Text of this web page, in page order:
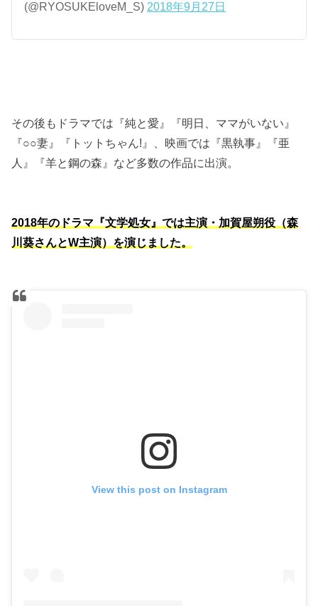
(@RYOSUKEloveM_S) 2018年9月27日
その後もドラマでは『純と愛』『明日、ママがいない』
『○○妻』『トットちゃん!』、映画では『黒執事』『亜
人』『羊と鋼の森』など多数の作品に出演。
2018年のドラマ『文学処女』では主演・加賀屋朔役（森
川葵さんとW主演）を演じました。
View this post on Instagram